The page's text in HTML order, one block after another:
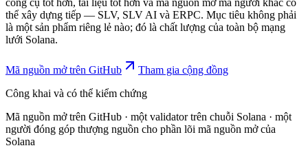
thể xây dựng tiếp — SLV, SLV AI và ERPC. Mục tiêu không phải
là một sản phẩm riêng lẻ nào; đó là chất lượng của toàn bộ mạng
lưới Solana.
Mã nguồn mở trên GitHub
Tham gia cộng đồng
Công khai và có thể kiểm chứng
Mã nguồn mở trên GitHub · một validator trên chuỗi Solana · một
người đóng góp thượng nguồn cho phần lõi mã nguồn mở của
Solana